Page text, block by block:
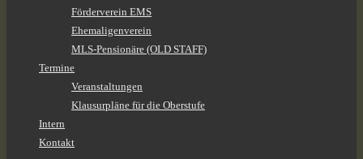
Förderverein EMS
Ehemaligenverein
MLS-Pensionäre (OLD STAFF)
Termine
Veranstaltungen
Klausurpläne für die Oberstufe
Intern
Kontakt